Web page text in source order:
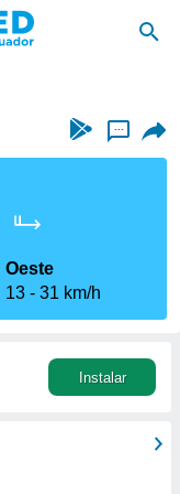
...
Oeste
13
31 km/h
Instalar